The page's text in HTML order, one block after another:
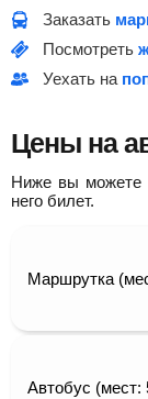
Заказать
Посмотреть
Уехать на
Цены на
Ниже вы можете
него билет.
Маршрутка
Автобус (мест: